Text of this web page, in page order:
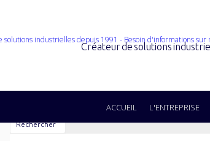
Créateur de solutions
ACCUEIL L'ENTREPRISE
Rechercher